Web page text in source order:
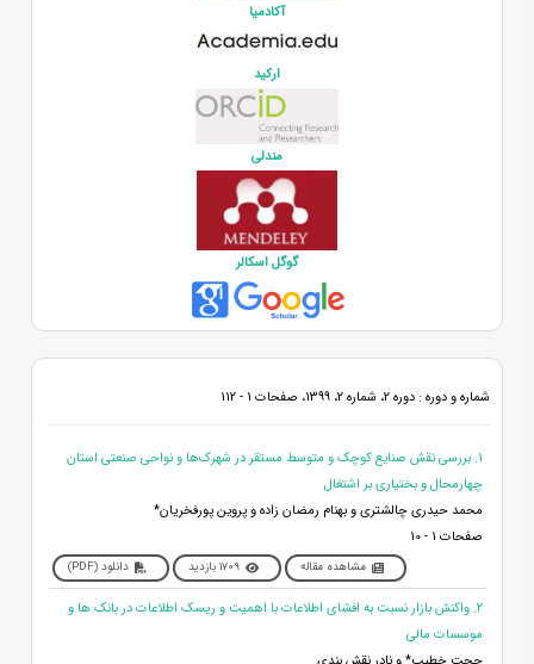
آکادمیا
ارکید
مندلی
گوگل اسکالر
شماره و دوره : دوره 2، شماره 2، 1399، صفحات 1 - 112
1. بررسی نقش صنایع کوچک و متوسط مستقر در شهرک‌ها و نواحی صنعتی استان
چهارمحال و بختیاری بر اشتغال
محمد حیدری چالشتری و بهنام رمضان زاده و پروین پورفخریان*
صفحات 1 - 10
مشاهده مقاله 1709 بازدید دانلود (PDF)
2. واکنش بازار نسبت به افشای اطلاعات با اهمیت و ریسک اطلاعات در بانک ها و
موسسات مالی